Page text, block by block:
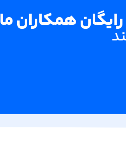
همکاران ما